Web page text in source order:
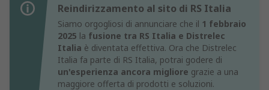
Reindirizzamento al sito di RS Italia
Siamo orgogliosi di annunciare che il 1 febbraio
2025 la fusione tra RS Italia e Distrelec
Italia è diventata effettiva. Ora che Distrelec
Italia fa parte di RS Italia, potrai godere di
un'esperienza ancora migliore grazie a una
maggiore offerta di prodotti e soluzioni.